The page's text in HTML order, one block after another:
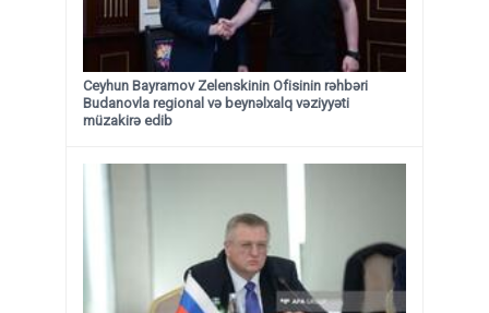
Ceyhun Bayramov Zelenskinin Ofisinin rəhbəri
Budanovla regional və beynəlxalq vəziyyəti
müzakirə edib